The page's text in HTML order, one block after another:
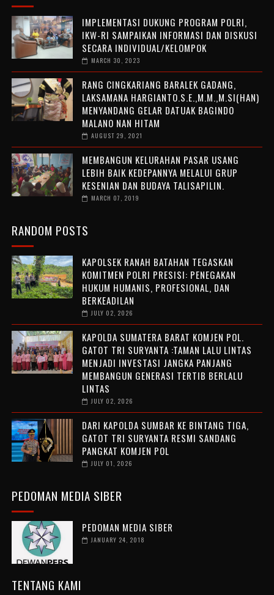
IMPLEMENTASI DUKUNG PROGRAM POLRI,
IKW-RI SAMPAIKAN INFORMASI DAN DISKUSI
SECARA INDIVIDUAL/KELOMPOK
MARCH 30, 2023
RANG CINGKARIANG BARALEK GADANG,
LAKSAMANA HARGIANTO.S.E.,M.M.,M.SI(HAN)
MENYANDANG GELAR DATUAK BAGINDO
MALANO NAN HITAM
AUGUST 29, 2021
MEMBANGUN KELURAHAN PASAR USANG
LEBIH BAIK KEDEPANNYA MELALUI GRUP
KESENIAN DAN BUDAYA TALISAPILIN.
MARCH 07, 2019
RANDOM POSTS
KAPOLSEK RANAH BATAHAN TEGASKAN
KOMITMEN POLRI PRESISI: PENEGAKAN
HUKUM HUMANIS, PROFESIONAL, DAN
BERKEADILAN
JULY 02, 2026
KAPOLDA SUMATERA BARAT KOMJEN POL.
GATOT TRI SURYANTA :TAMAN LALU LINTAS
MENJADI INVESTASI JANGKA PANJANG
MEMBANGUN GENERASI TERTIB BERLALU
LINTAS
JULY 02, 2026
DARI KAPOLDA SUMBAR KE BINTANG TIGA,
GATOT TRI SURYANTA RESMI SANDANG
PANGKAT KOMJEN POL
JULY 01, 2026
PEDOMAN MEDIA SIBER
PEDOMAN MEDIA SIBER
JANUARY 24, 2018
TENTANG KAMI